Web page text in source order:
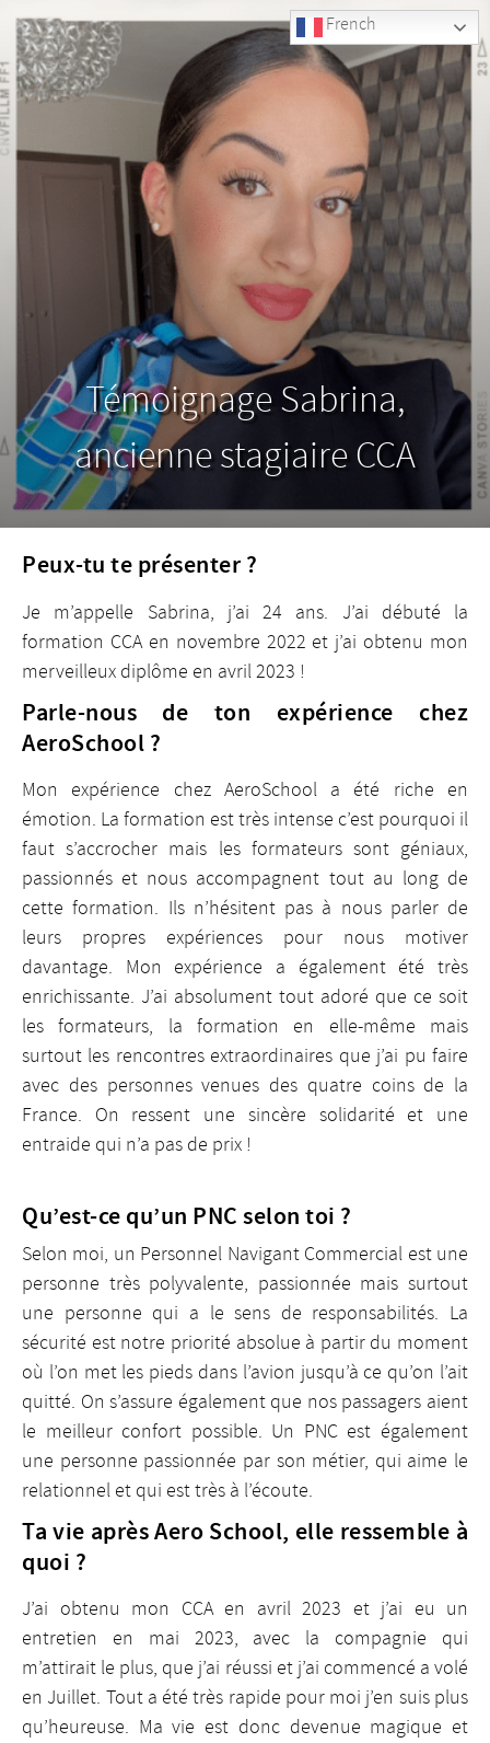
Témoignage Sabrina,
ancienne stagiaire CCA
Peux-tu te présenter ?
Je m’appelle Sabrina, j’ai 24 ans. J’ai débuté la
formation CCA en novembre 2022 et j’ai obtenu mon
merveilleux diplôme en avril 2023 !
Parle-nous de ton expérience chez
AeroSchool ?
Mon expérience chez AeroSchool a été riche en
émotion. La formation est très intense c’est pourquoi il
faut s’accrocher mais les formateurs sont géniaux,
passionnés et nous accompagnent tout au long de
cette formation. Ils n’hésitent pas à nous parler de
leurs propres expériences pour nous motiver
davantage. Mon expérience a également été très
enrichissante. J’ai absolument tout adoré que ce soit
les formateurs, la formation en elle-même mais
surtout les rencontres extraordinaires que j’ai pu faire
avec des personnes venues des quatre coins de la
France. On ressent une sincère solidarité et une
entraide qui n’a pas de prix !
Qu’est-ce qu’un PNC selon toi ?
Selon moi, un Personnel Navigant Commercial est une
personne très polyvalente, passionnée mais surtout
une personne qui a le sens de responsabilités. La
sécurité est notre priorité absolue à partir du moment
où l’on met les pieds dans l’avion jusqu’à ce qu’on l’ait
quitté. On s’assure également que nos passagers aient
le meilleur confort possible. Un PNC est également
une personne passionnée par son métier, qui aime le
relationnel et qui est très à l’écoute.
Ta vie après Aero School, elle ressemble à
quoi ?
J’ai obtenu mon CCA en avril 2023 et j’ai eu un
entretien en mai 2023, avec la compagnie qui
m’attirait le plus, que j’ai réussi et j’ai commencé a volé
en Juillet. Tout a été très rapide pour moi j’en suis plus
qu’heureuse. Ma vie est donc devenue magique et
French